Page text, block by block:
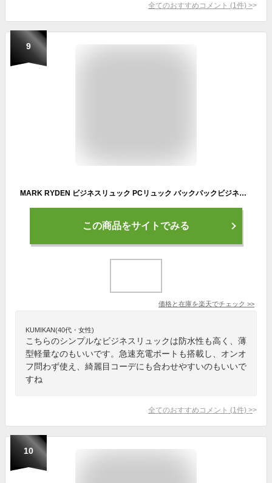
全てのおすすめコメント (1 件) >
9
MARK RYDEN ビジネスリュック PCリュック バックパックビジネスリュック メンズ 大容量 防水 薄型 リュック メンズ USB 3.0急速充電ポート付き 多機能 軽量 リュックサック ビジネス 出張 仕事用 オンオフ兼用 スニーカー通学 大学生 通勤、通学、ビジネス、スポーツに！
この商品をサイトでみる
価格と在庫を楽天でチェック >>
KUMIKAN(40代・女性)
こちらのシンプルなビジネスリュックは防水性も高く、薄
型軽量なのもいいです。急速充電ポートも搭載し、オンオ
フ問わず使え、綺麗目コーデにも合わせやすいのもいいで
すね
全てのおすすめコメント (1 件) >
10